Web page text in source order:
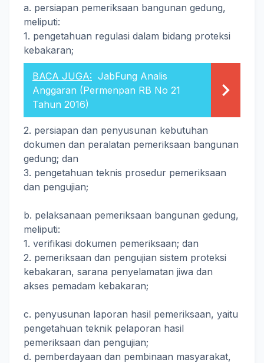
a. persiapan pemeriksaan bangunan gedung,
meliputi:
1. pengetahuan regulasi dalam bidang proteksi
kebakaran;
BACA JUGA: JabFung Analis
Anggaran (Permenpan RB No 21
Tahun 2016)
2. persiapan dan penyusunan kebutuhan
dokumen dan peralatan pemeriksaan bangunan
gedung; dan
3. pengetahuan teknis prosedur pemeriksaan
dan pengujian;
b. pelaksanaan pemeriksaan bangunan gedung,
meliputi:
1. verifikasi dokumen pemeriksaan; dan
2. pemeriksaan dan pengujian sistem proteksi
kebakaran, sarana penyelamatan jiwa dan
akses pemadam kebakaran;
c. penyusunan laporan hasil pemeriksaan, yaitu
pengetahuan teknik pelaporan hasil
pemeriksaan dan pengujian;
d. pemberdayaan dan pembinaan masyarakat,